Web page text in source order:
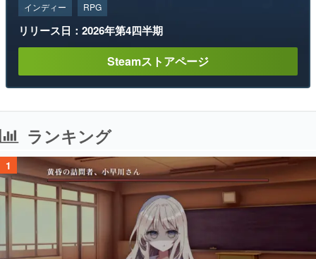
インディー RPG
リリース日：2026年第4四半期
Steamストアページ
ランキング
1